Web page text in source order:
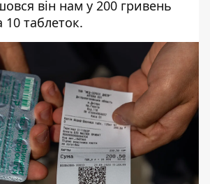
він нам у 200 гривень
10 таблеток.